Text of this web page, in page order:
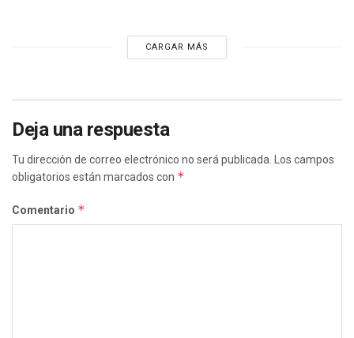
CARGAR MÁS
Deja una respuesta
Tu dirección de correo electrónico no será publicada.
Los campos
obligatorios están marcados con *
Comentario *